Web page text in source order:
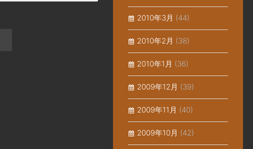
2010年3月 (44)
2010年2月 (38)
2010年1月 (36)
2009年12月 (39)
2009年11月 (40)
2009年10月 (42)